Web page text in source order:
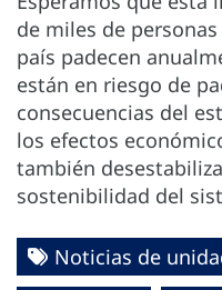
de miles de
país padecen
están en riesgo de
consecuencias del
los efectos
también
sostenibilidad del
Noticias de